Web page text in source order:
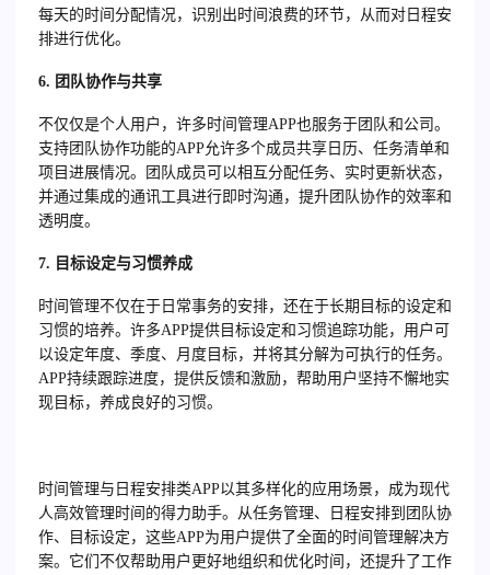
每天的时间分配情况，识别出时间浪费的环节，从而对日程安
排进行优化。
6. 团队协作与共享
不仅仅是个人用户，许多时间管理APP也服务于团队和公司。
支持团队协作功能的APP允许多个成员共享日历、任务清单和
项目进展情况。团队成员可以相互分配任务、实时更新状态，
并通过集成的通讯工具进行即时沟通，提升团队协作的效率和
透明度。
7. 目标设定与习惯养成
时间管理不仅在于日常事务的安排，还在于长期目标的设定和
习惯的培养。许多APP提供目标设定和习惯追踪功能，用户可
以设定年度、季度、月度目标，并将其分解为可执行的任务。
APP持续跟踪进度，提供反馈和激励，帮助用户坚持不懈地实
现目标，养成良好的习惯。
时间管理与日程安排类APP以其多样化的应用场景，成为现代
人高效管理时间的得力助手。从任务管理、日程安排到团队协
作、目标设定，这些APP为用户提供了全面的时间管理解决方
案。它们不仅帮助用户更好地组织和优化时间，还提升了工作